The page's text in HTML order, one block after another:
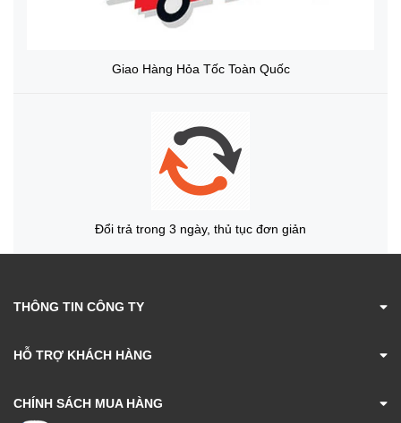
Giao Hàng Hỏa Tốc Toàn Quốc
Đổi trả trong 3 ngày, thủ tục đơn giản
THÔNG TIN CÔNG TY
HỖ TRỢ KHÁCH HÀNG
CHÍNH SÁCH MUA HÀNG